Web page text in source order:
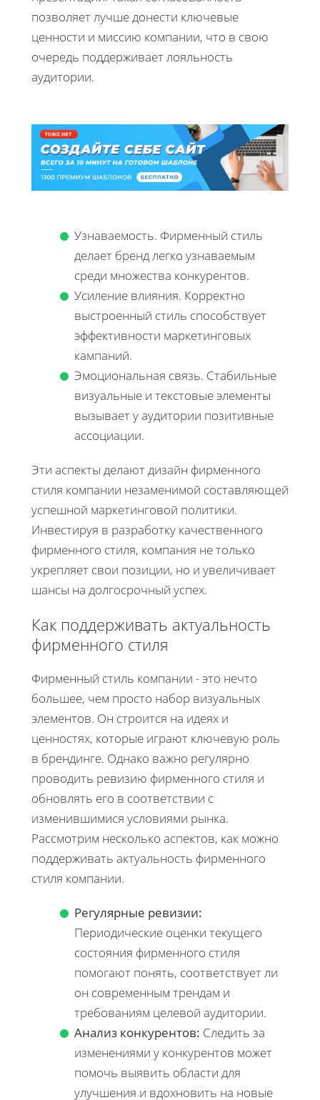
позволяет лучше донести ключевые
ценности и миссию компании, что в свою
очередь поддерживает лояльность
аудитории.
Узнаваемость. Фирменный стиль
делает бренд легко узнаваемым
среди множества конкурентов.
Усиление влияния. Корректно
выстроенный стиль способствует
эффективности маркетинговых
кампаний.
Эмоциональная связь. Стабильные
визуальные и текстовые элементы
вызывает у аудитории позитивные
ассоциации.
Эти аспекты делают дизайн фирменного
стиля компании незаменимой составляющей
успешной маркетинговой политики.
Инвестируя в разработку качественного
фирменного стиля, компания не только
укрепляет свои позиции, но и увеличивает
шансы на долгосрочный успех.
Как поддерживать актуальность
фирменного стиля
Фирменный стиль компании - это нечто
большее, чем просто набор визуальных
элементов. Он строится на идеях и
ценностях, которые играют ключевую роль
в брендинге. Однако важно регулярно
проводить ревизию фирменного стиля и
обновлять его в соответствии с
изменившимися условиями рынка.
Рассмотрим несколько аспектов, как можно
поддерживать актуальность фирменного
стиля компании.
Регулярные ревизии:
Периодические оценки текущего
состояния фирменного стиля
помогают понять, соответствует ли
он современным трендам и
требованиям целевой аудитории.
Анализ конкурентов: Следить за
изменениями у конкурентов может
помочь выявить области для
улучшения и вдохновить на новые